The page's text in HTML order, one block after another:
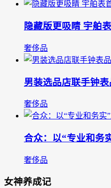
隐藏版更吸睛 宇舶
奢侈品
男装选品店联手钟
奢侈品
合众：以“专业和务
奢侈品
女神养成记